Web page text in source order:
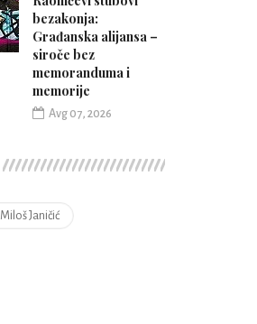
bezakonja:
Građanska alijansa –
siroče bez
memoranduma i
memorije
Avg 07, 2026
Miloš Janičić